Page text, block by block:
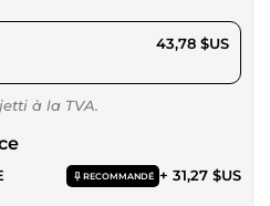
$US 43,78 $US
à la TVA.
RECOMMANDÉ + 31,27 $US